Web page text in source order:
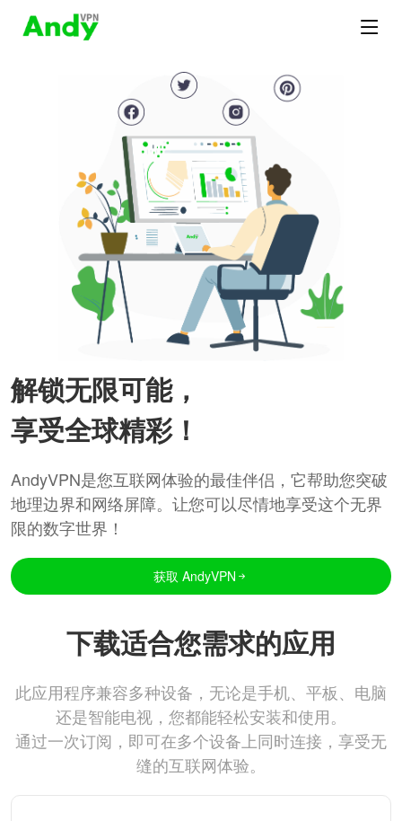
解锁无限可能，
享受全球精彩！
AndyVPN是您互联网体验的最佳伴侣，它帮助您突破
地理边界和网络屏障。让您可以尽情地享受这个无界
限的数字世界！
获取 AndyVPN
下载适合您需求的应用
此应用程序兼容多种设备，无论是手机、平板、电脑
还是智能电视，您都能轻松安装和使用。
通过一次订阅，即可在多个设备上同时连接，享受无
缝的互联网体验。